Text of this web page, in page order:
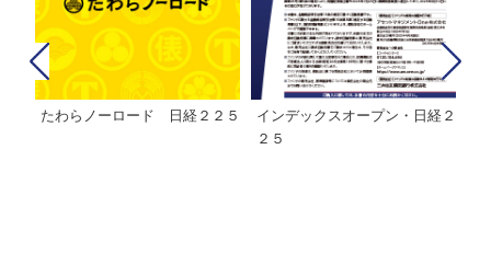
ＭＨＡＭ株式インデックスファ
インデックスミリオン